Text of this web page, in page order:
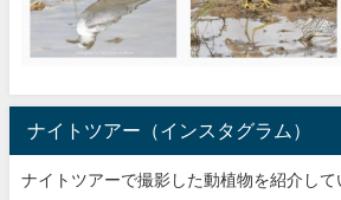
ナイトツアー（インスタグラム）
ナイトツアーで撮影した動植物を紹介して